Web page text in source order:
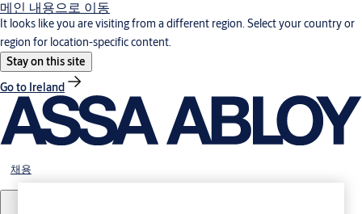
메인 내용으로 이동
It looks like you are visiting from a different region. Select your country or
region for location-specific content.
Stay on this site
Go to Ireland
채용